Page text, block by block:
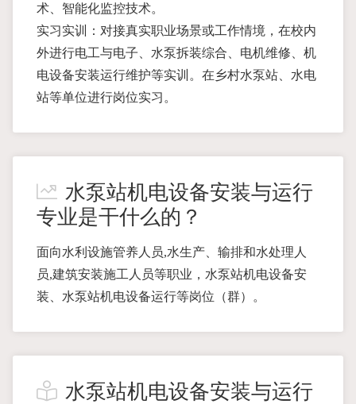
术、智能化监控技术。
实习实训：对接真实职业场景或工作情境，在校内
外进行电工与电子、水泵拆装综合、电机维修、机
电设备安装运行维护等实训。在乡村水泵站、水电
站等单位进行岗位实习。
水泵站机电设备安装与运行
专业是干什么的？
面向水利设施管养人员,水生产、输排和水处理人
员,建筑安装施工人员等职业，水泵站机电设备安
装、水泵站机电设备运行等岗位（群）。
水泵站机电设备安装与运行